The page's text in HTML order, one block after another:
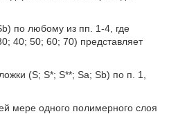
по любому из пп. 1-4, где
40; 50; 60; 70) представляет
(S; S*; S**; Sa; Sb) по п. 1,
мере одного полимерного слоя